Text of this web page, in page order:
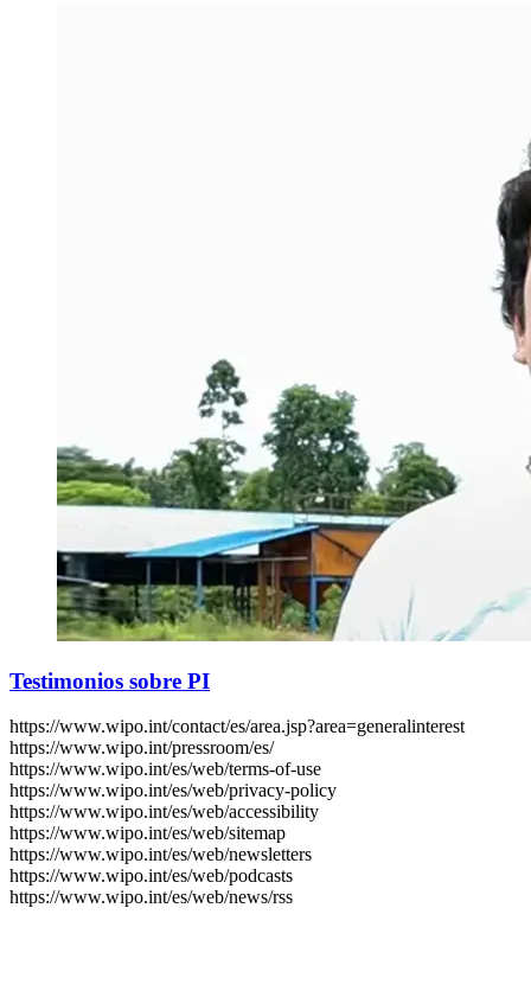
Testimonios sobre PI
https://www.wipo.int/contact/es/area.jsp?area=generalinterest
https://www.wipo.int/pressroom/es/
https://www.wipo.int/es/web/terms-of-use
https://www.wipo.int/es/web/privacy-policy
https://www.wipo.int/es/web/accessibility
https://www.wipo.int/es/web/sitemap
https://www.wipo.int/es/web/newsletters
https://www.wipo.int/es/web/podcasts
https://www.wipo.int/es/web/news/rss